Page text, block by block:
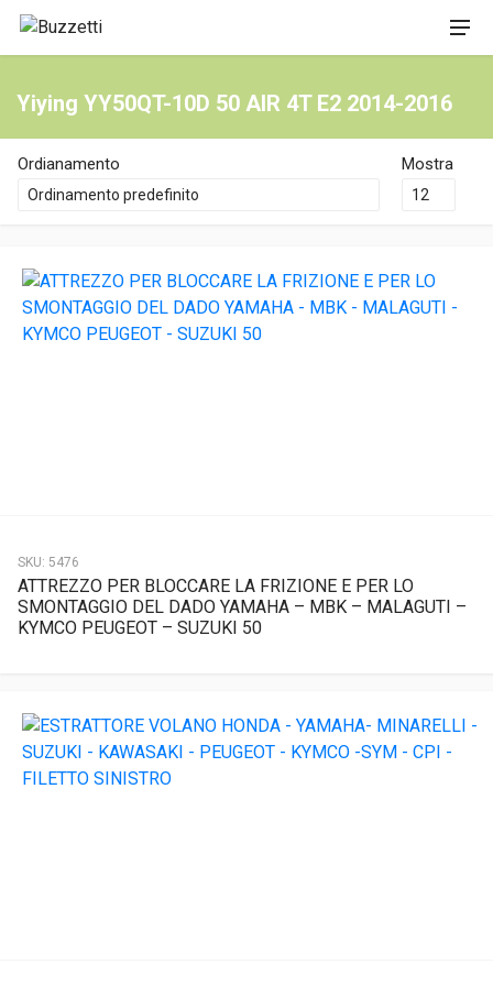
Yiying YY50QT-10D 50 AIR 4T E2 2014-2016
Ordianamento Mostra
SKU: 5476
ATTREZZO PER BLOCCARE LA FRIZIONE E PER LO
SMONTAGGIO DEL DADO YAMAHA – MBK – MALAGUTI –
KYMCO PEUGEOT – SUZUKI 50